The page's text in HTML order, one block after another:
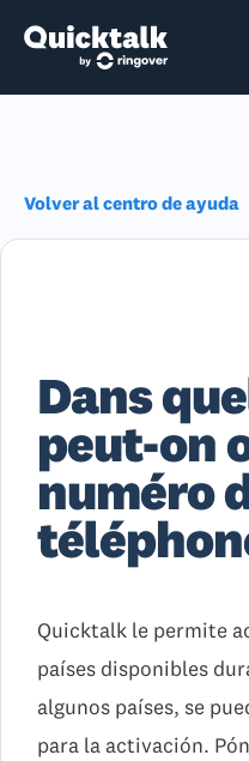
Volver al centro de ayuda
Dans
peut-on
numéro
Quicktalk le permite
países disponibles
algunos países, se
para la activación.